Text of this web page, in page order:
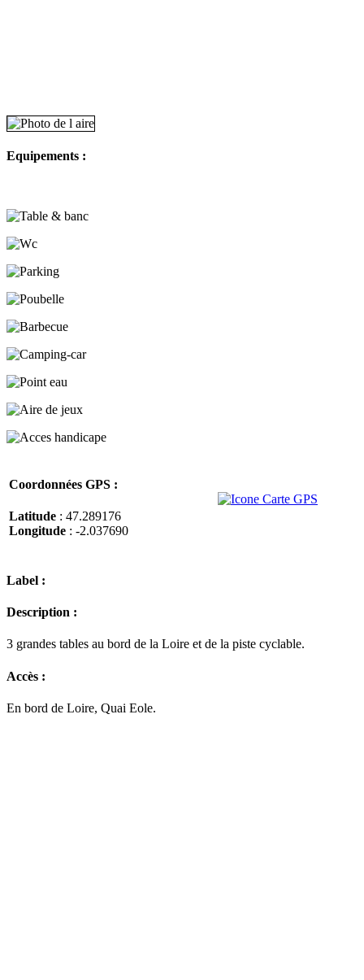
Equipements :
Coordonnées GPS :
Latitude : 47.289176
Longitude : -2.037690
Label :
Description :
3 grandes tables au bord de la Loire et de la piste cyclable.
Accès :
En bord de Loire, Quai Eole.